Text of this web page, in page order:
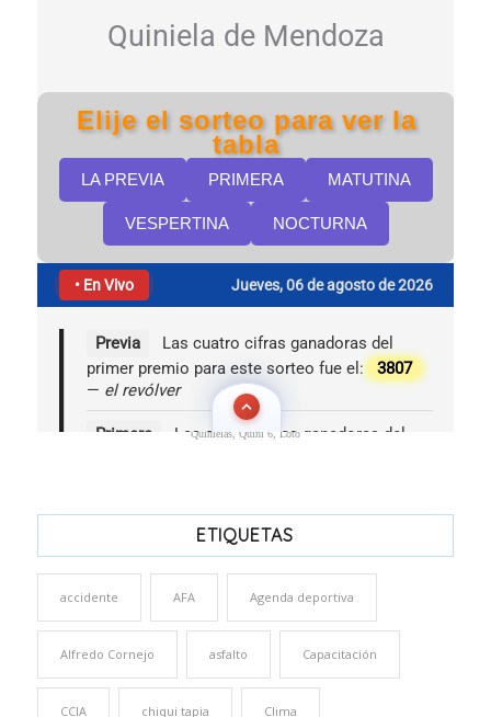
Quinielas, Quini 6, Loto
ETIQUETAS
accidente AFA Agenda deportiva
Alfredo Cornejo asfalto Capacitación
CCIA chiqui tapia Clima